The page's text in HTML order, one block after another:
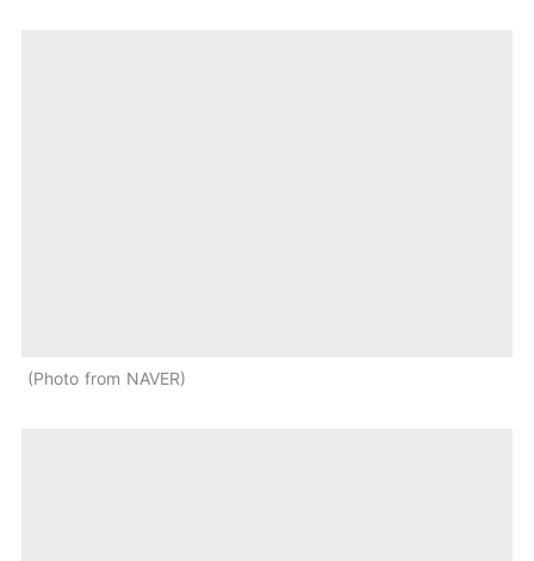
Photo from NAVER